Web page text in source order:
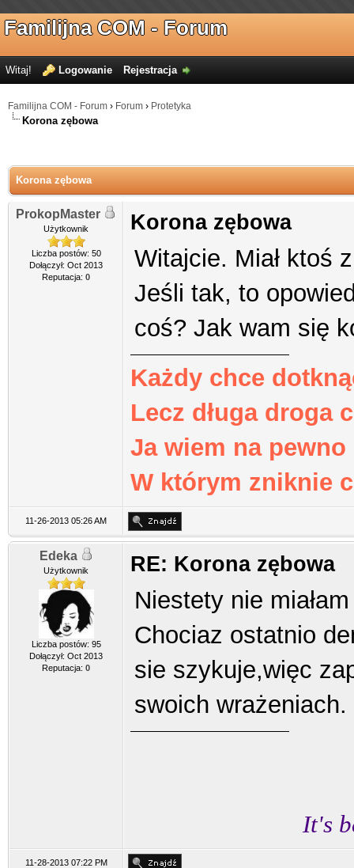
Familijna COM - Forum
Witaj! Logowanie Rejestracja
Familijna COM - Forum › Forum › Protetyka
Korona zębowa
Korona zębowa
ProkopMaster
Użytkownik
Liczba postów: 50
Dołączył: Oct 2013
Reputacja: 0
Korona zębowa
Witajcie. Miał ktoś
Jeśli tak, to
coś? Jak wam się
Każdy chce
Lecz długa droga
Ja wiem na
W którym zniknie
11-26-2013 05:26 AM
Edeka
Użytkownik
Liczba postów: 95
Dołączył: Oct 2013
Reputacja: 0
RE: Korona zębowa
Niestety nie
Chociaz ostatnio
sie szykuje,więc
swoich wrażeniach.
It's
11-28-2013 07:22 PM